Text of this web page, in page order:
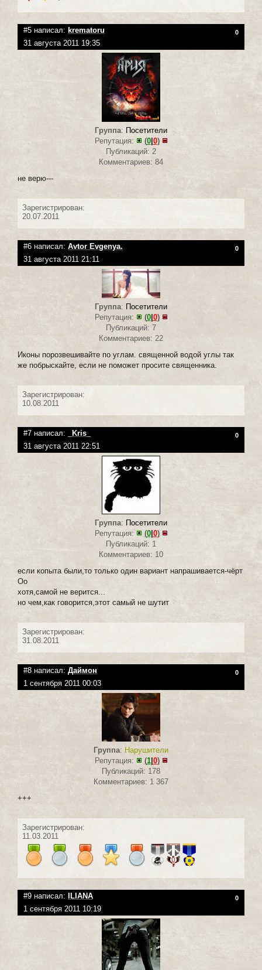
#5 написал: krematoru 0
31 августа 2011 19:35
Группа: Посетители
Репутация:
(0|0)
Публикаций: 2
Комментариев: 84
не верю---
Зарегистрирован:
20.07.2011
#6 написал: Avtor Evgenya. 0
31 августа 2011 21:11
Группа: Посетители
Репутация:
(0|0)
Публикаций: 7
Комментариев: 22
Иконы порозвешивайте по углам. священной водой углы так
же побрыскайте, если не поможет просите священника.
Зарегистрирован:
10.08.2011
#7 написал: _Kris_ 0
31 августа 2011 22:51
Группа: Посетители
Репутация:
(0|0)
Публикаций: 1
Комментариев: 10
если копыта были,то только один вариант напрашивается-чёрт
Оо
хотя,самой не верится...
но чем,как говорится,этот самый не шутит
Зарегистрирован:
31.08.2011
#8 написал: Даймон 0
1 сентября 2011 00:03
Группа: Нарушители
Репутация:
(1|0)
Публикаций: 178
Комментариев: 1 367
+++
Зарегистрирован:
11.03.2011
#9 написал: ILIANA 0
1 сентября 2011 10:19